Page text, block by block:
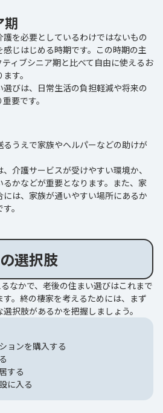
期
を必要としているわけではないもの
じはじめる時期です。この時期の主
ィブシニア期と比べて自由に使えるお
す。
びは、日常生活の負担軽減や将来の
要です。
うえで家族やヘルパーなどの助けが
介護サービスが受けやすい環境か、
かなどが重要となります。また、家
は、家族が通いやすい場所にあるか
。
選択肢
なかで、老後の住まい選びはこれまで
。終の棲家を考えるためには、まず
択肢があるかを把握しましょう。
ョンを購入する
する
に入る